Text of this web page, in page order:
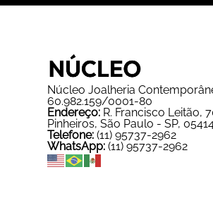
Núcleo Joalheria
60.982.159/0001-80
Endereço: R. Francisco Leitão,
Pinheiros, São Paulo - SP,
Telefone:(11) 95737-2962
WhatsApp:(11) 95737-2962